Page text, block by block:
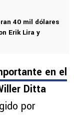
40 mil dólares
Erik Lira y
en el
Ditta
por